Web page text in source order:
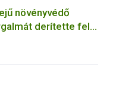
növényvédő
derítette fel a